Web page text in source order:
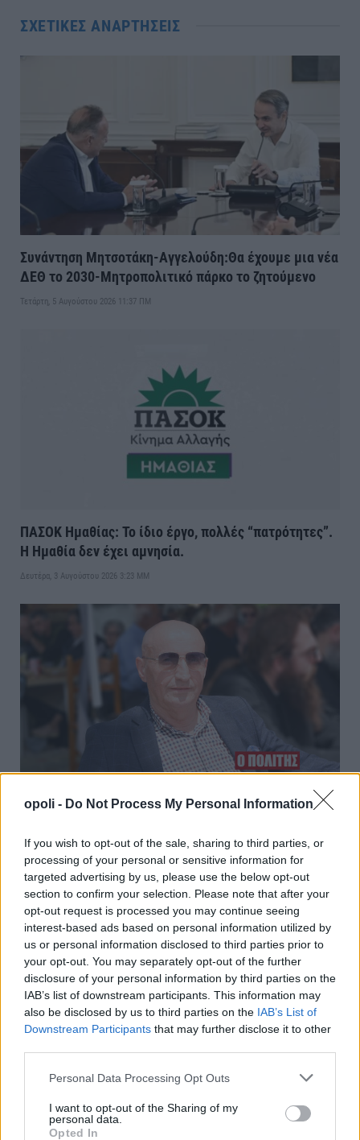
opoli - Do Not Process My Personal Information
If you wish to opt-out of the sale, sharing to third parties, or
processing of your personal or sensitive information for
targeted advertising by us, please use the below opt-out
section to confirm your selection. Please note that after your
opt-out request is processed you may continue seeing
interest-based ads based on personal information utilized by
us or personal information disclosed to third parties prior to
your opt-out. You may separately opt-out of the further
disclosure of your personal information by third parties on the
IAB’s list of downstream participants. This information may
also be disclosed by us to third parties on the IAB’s List of
Downstream Participants that may further disclose it to other
Personal Data Processing Opt Outs
I want to opt-out of the Sharing of my
personal data.
Opted In
ΣΧΕΤΙΚΈΣ ΑΝΑΡΤΉΣΕΙΣ
Συνάντηση Μητσοτάκη-Αγγελούδη:Θα έχουμε μια νέα
ΔΕΘ το 2030-Μητροπολιτικό πάρκο το ζητούμενο
Τετάρτη, 5 Αυγούστου 2026 11:37 ΠΜ
ΠΑΣΟΚ Ημαθίας: Το ίδιο έργο, πολλές “πατρότητες”.
Η Ημαθία δεν έχει αμνησία.
Δευτέρα, 3 Αυγούστου 2026 3:23 ΜΜ
Β. Κωνσταντινόπουλος: Δήμος Αιγών – Η μεγάλη
Παρασκευή, 31 Ιουλίου 2026 9:11 ΠΜ